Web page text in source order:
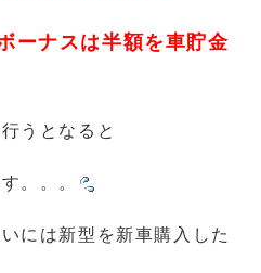
ーナスは半額を車貯金
うとなると
。。。
には新型を新車購入した